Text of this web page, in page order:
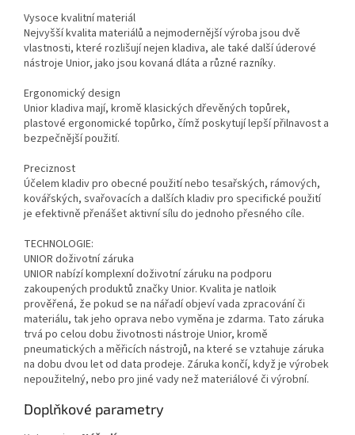
Vysoce kvalitní materiál
Nejvyšší kvalita materiálů a nejmodernější výroba jsou dvě
vlastnosti, které rozlišují nejen kladiva, ale také další úderové
nástroje Unior, jako jsou kovaná dláta a různé razníky.
Ergonomický design
Unior kladiva mají, kromě klasických dřevěných topůrek,
plastové ergonomické topůrko, čímž poskytují lepší přilnavost a
bezpečnější použití.
Preciznost
Účelem kladiv pro obecné použití nebo tesařských, rámových,
kovářských, svařovacích a dalších kladiv pro specifické použití
je efektivně přenášet aktivní sílu do jednoho přesného cíle.
TECHNOLOGIE:
UNIOR doživotní záruka
UNIOR nabízí komplexní doživotní záruku na podporu
zakoupených produktů značky Unior. Kvalita je natloik
prověřená, že pokud se na nářadí objeví vada zpracování či
materiálu, tak jeho oprava nebo vyměna je zdarma. Tato záruka
trvá po celou dobu životnosti nástroje Unior, kromě
pneumatických a měřicích nástrojů, na které se vztahuje záruka
na dobu dvou let od data prodeje. Záruka končí, když je výrobek
nepoužitelný, nebo pro jiné vady než materiálové či výrobní.
Doplňkové parametry